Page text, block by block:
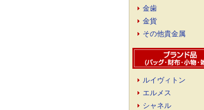
金歯
金貨
その他貴金属
ルイヴィトン
エルメス
シャネル